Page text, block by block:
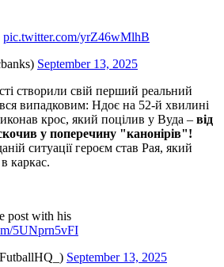
pic.twitter.com/yrZ46wMlhB
September 13, 2025
створили свій перший реальний
випадковим: Ндоє на 52-й хвилині
крос, який поцілив у Вуда – від
у поперечину "канонірів"!
ситуації героєм став Рая, який
каркас.
post with his
5UNprn5vFI
September 13, 2025